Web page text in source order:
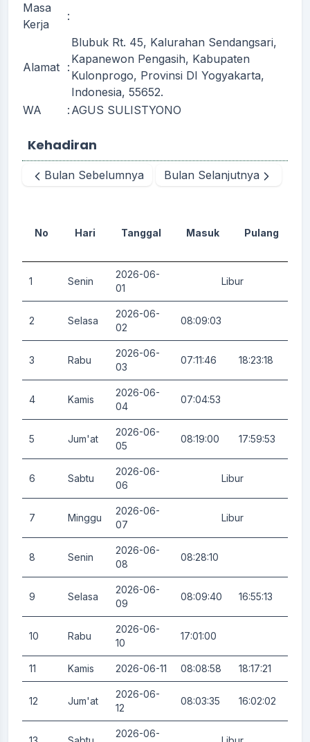
Masa
Kerja
:
Alamat :
Blubuk Rt. 45, Kalurahan Sendangsari,
Kapanewon Pengasih, Kabupaten
Kulonprogo, Provinsi DI Yogyakarta,
Indonesia, 55652.
WA
: AGUS SULISTYONO
Kehadiran
Bulan Sebelumnya Bulan Selanjutnya
No Hari Tanggal Masuk
Pulang
1 Senin
2026-06-
01
Libur
2 Selasa
2026-06-
02
08:09:03
3 Rabu
2026-06-
03
07:11:46 18:23:18
4 Kamis
2026-06-
04
07:04:53
5 Jum'at
2026-06-
05
08:19:00 17:59:53
6 Sabtu
2026-06-
06
Libur
7 Minggu
2026-06-
07
Libur
8 Senin
2026-06-
08
08:28:10
9 Selasa
2026-06-
09
08:09:40 16:55:13
10 Rabu
2026-06-
10
17:01:00
11 Kamis 2026-06-11 08:08:58 18:17:21
12 Jum'at
2026-06-
12
08:03:35 16:02:02
2026-06-